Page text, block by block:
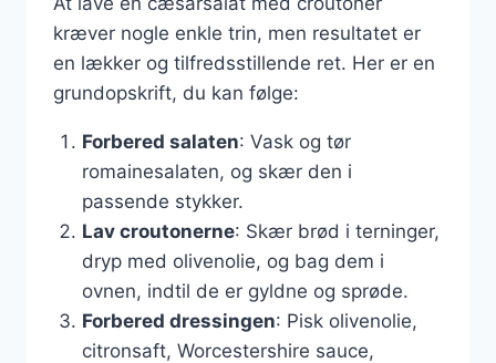
kræver nogle enkle trin, men resultatet er
en lækker og tilfredsstillende ret. Her er en
grundopskrift, du kan følge:
Forbered salaten: Vask og tør
romainesalaten, og skær den i
passende stykker.
Lav croutonerne: Skær brød i terninger,
dryp med olivenolie, og bag dem i
ovnen, indtil de er gyldne og sprøde.
Forbered dressingen: Pisk olivenolie,
citronsaft, Worcestershire sauce,